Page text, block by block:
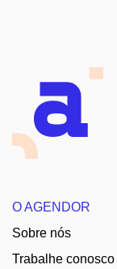
O AGENDOR
Sobre nós
Trabalhe conosco